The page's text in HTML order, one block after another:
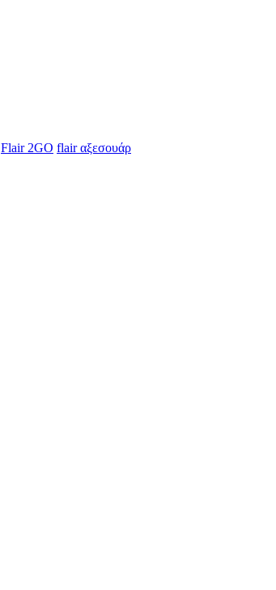
Flair 2GO flair αξεσουάρ